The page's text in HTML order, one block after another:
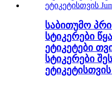
საბითუმო
სტიკერები
ეტიკეტები
სტიკერები